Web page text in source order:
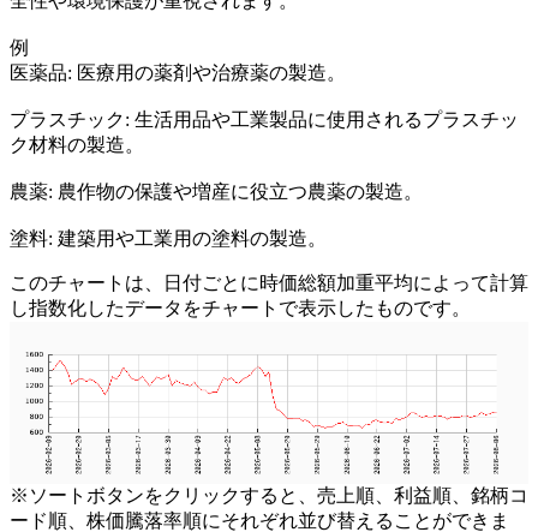
例
医薬品: 医療用の薬剤や治療薬の製造。
プラスチック: 生活用品や工業製品に使用されるプラスチッ
ク材料の製造。
農薬: 農作物の保護や増産に役立つ農薬の製造。
塗料: 建築用や工業用の塗料の製造。
このチャートは、日付ごとに時価総額加重平均によって計算
し指数化したデータをチャートで表示したものです。
※ソートボタンをクリックすると、売上順、利益順、銘柄コ
ード順、株価騰落率順にそれぞれ並び替えることができま